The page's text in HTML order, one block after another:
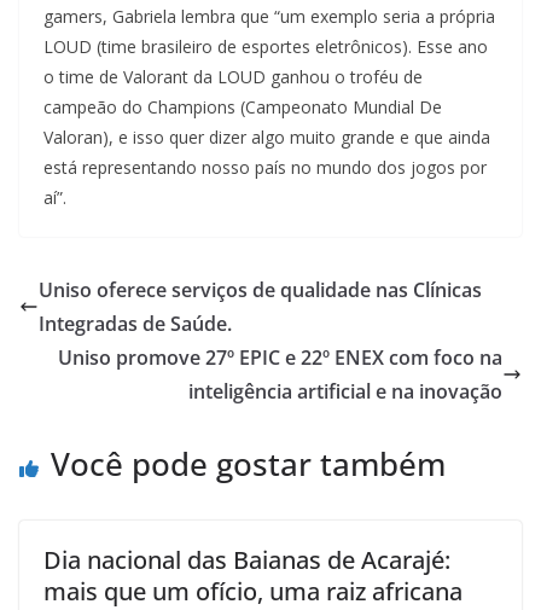
gamers, Gabriela lembra que “um exemplo seria a própria
LOUD (time brasileiro de esportes eletrônicos). Esse ano
o time de Valorant da LOUD ganhou o troféu de
campeão do Champions (Campeonato Mundial De
Valoran), e isso quer dizer algo muito grande e que ainda
está representando nosso país no mundo dos jogos por
aí”.
Uniso oferece serviços de qualidade nas Clínicas
Integradas de Saúde.
Uniso promove 27º EPIC e 22º ENEX com foco na
inteligência artificial e na inovação
Você pode gostar também
Dia nacional das Baianas de Acarajé:
mais que um ofício, uma raiz africana